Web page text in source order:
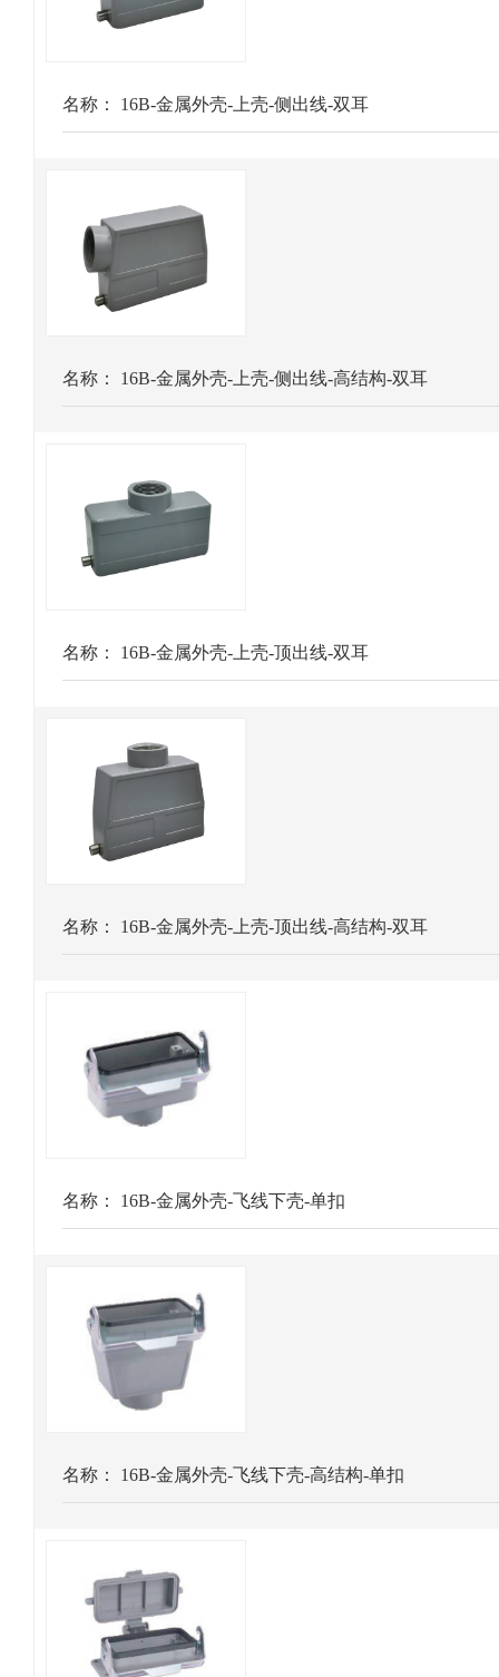
名称： 16B-金属外壳-上壳-侧出线-双耳
名称： 16B-金属外壳-上壳-侧出线-高结构-双耳
名称： 16B-金属外壳-上壳-顶出线-双耳
名称： 16B-金属外壳-上壳-顶出线-高结构-双耳
名称： 16B-金属外壳-飞线下壳-单扣
名称： 16B-金属外壳-飞线下壳-高结构-单扣